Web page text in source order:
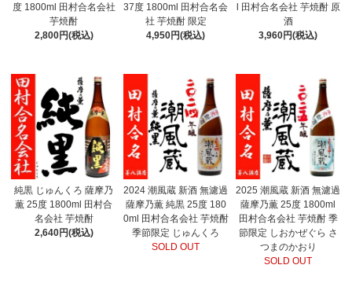
度 1800ml 田村合名会社
芋焼酎
2,800円(税込)
37度 1800ml 田村合名会
社 芋焼酎 限定
4,950円(税込)
l 田村合名会社 芋焼酎 原
酒
3,960円(税込)
純黒 じゅんくろ 薩摩乃
薫 25度 1800ml 田村合
名会社 芋焼酎
2,640円(税込)
2024 潮風蔵 新酒 無濾過
薩摩乃薫 純黒 25度 180
0ml 田村合名会社 芋焼酎
季節限定 じゅんくろ
SOLD OUT
2025 潮風蔵 新酒 無濾過
薩摩乃薫 25度 1800ml
田村合名会社 芋焼酎 季
節限定 しおかぜぐら さ
つまのかおり
SOLD OUT